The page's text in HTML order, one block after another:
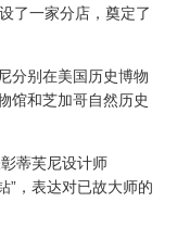
了一家分店，奠定了
分别在美国历史博物
馆和芝加哥自然历史
蒂芙尼设计师
”，表达对已故大师的